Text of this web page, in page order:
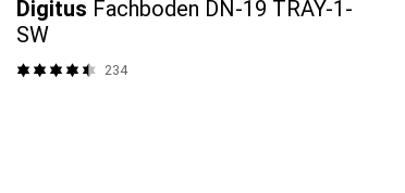
Digitus Fachboden DN-19 TRAY-1-
SW
234